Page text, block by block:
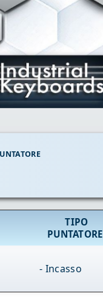
TIPO
PUNTATORE
- Incasso